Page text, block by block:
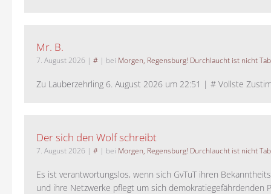
Mr. B.
7. August 2026 | # | bei Morgen, Regensburg! Durchlaucht ist nicht
Zu Lauberzehrling 6. August 2026 um 22:51 | # Vollste
Der sich den Wolf schreibt
7. August 2026 | # | bei Morgen, Regensburg! Durchlaucht ist nicht
Es ist verantwortungslos, wenn sich GvTuT ihren
und ihre Netzwerke pflegt um sich demokratiegefährdenden